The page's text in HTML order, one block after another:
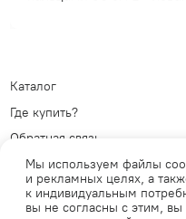
Каталог
Где купить?
Обратная связь
Политика обработки
персональных данных
Публичная оферта
Мы используем файлы
и рекламных целях, а
к индивидуальным
вы не согласны с этим,